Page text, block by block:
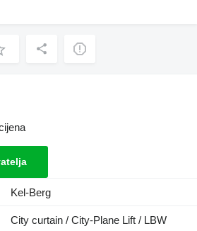
Kel-Berg
City curtain / City-Plane Lift / LBW